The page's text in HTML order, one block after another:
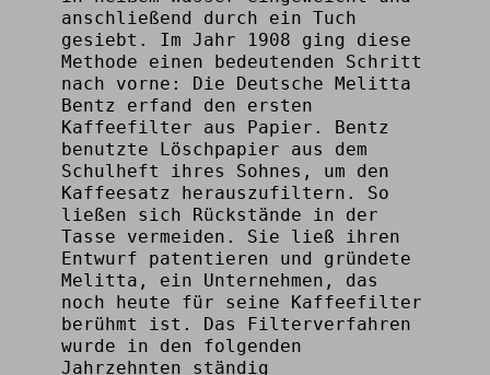
anschließend durch ein Tuch
gesiebt. Im Jahr 1908 ging diese
Methode einen bedeutenden Schritt
nach vorne: Die Deutsche Melitta
Bentz erfand den ersten
Kaffeefilter aus Papier. Bentz
benutzte Löschpapier aus dem
Schulheft ihres Sohnes, um den
Kaffeesatz herauszufiltern. So
ließen sich Rückstände in der
Tasse vermeiden. Sie ließ ihren
Entwurf patentieren und gründete
Melitta, ein Unternehmen, das
noch heute für seine Kaffeefilter
berühmt ist. Das Filterverfahren
wurde in den folgenden
Jahrzehnten ständig